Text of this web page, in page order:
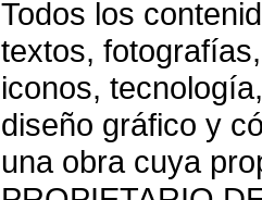
Todos los
textos,
iconos,
diseño gráfico y
una obra cuya